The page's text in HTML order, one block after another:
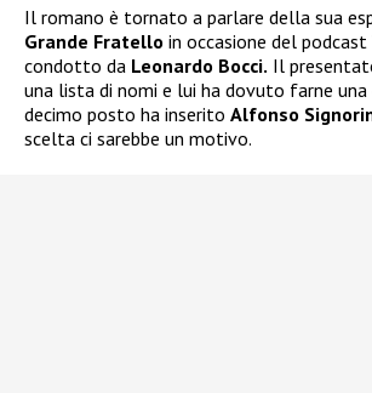
Il romano è tornato a parlare della sua
Grande Fratello in occasione del podcast
condotto da Leonardo Bocci. Il
una lista di nomi e lui ha dovuto farne una
decimo posto ha inserito Alfonso
scelta ci sarebbe un motivo.